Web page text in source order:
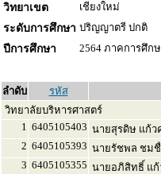
วิทยาเขต
เชียงใหม่
ระดับการศึกษา ปริญญาตรี ปกติ
ปีการศึกษา
2564 ภาคการศึก
ลำดับ
รหัส
วิทยาลัยบริหารศาสตร์
1 6405105403 นายสุรดิษ แก้ว
2 6405105393 นายรัชพล ชม
3 6405105355 นายอภิสิทธิ์ แก้